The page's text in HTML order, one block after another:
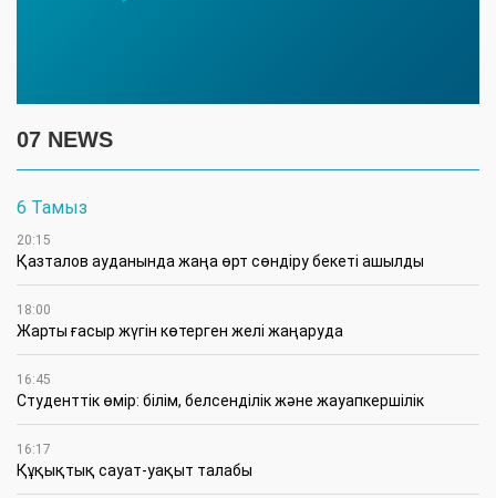
07 NEWS
6 Тамыз
20:15
Қазталов ауданында жаңа өрт сөндіру бекеті ашылды
18:00
Жарты ғасыр жүгін көтерген желі жаңаруда
16:45
Студенттік өмір: білім, белсенділік және жауапкершілік
16:17
Құқықтық сауат-уақыт талабы